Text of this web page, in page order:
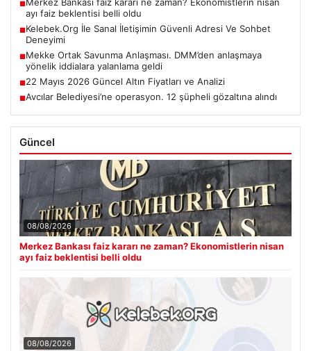
■
ayı faiz beklentisi belli oldu
■Kelebek.Org İle Sanal İletişimin Güvenli Adresi Ve Sohbet
Deneyimi
■Mekke Ortak Savunma Anlaşması. DMM’den anlaşmaya
yönelik iddialara yalanlama geldi
■22 Mayıs 2026 Güncel Altın Fiyatları ve Analizi
■Avcılar Belediyesi’ne operasyon. 12 şüpheli gözaltına alındı
Güncel
08/08/2026
Merkez Bankası faiz kararı ne zaman? Ekonomistlerin nisan
ayı faiz beklentisi belli oldu
08/08/2026